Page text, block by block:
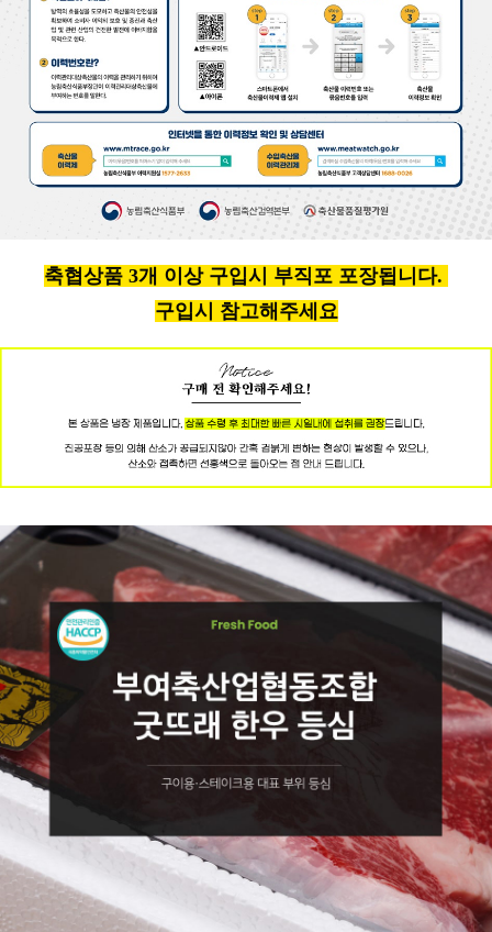
축협상품 3개 이상 구입시 부직포 포장됩니다.
구입시 참고해주세요